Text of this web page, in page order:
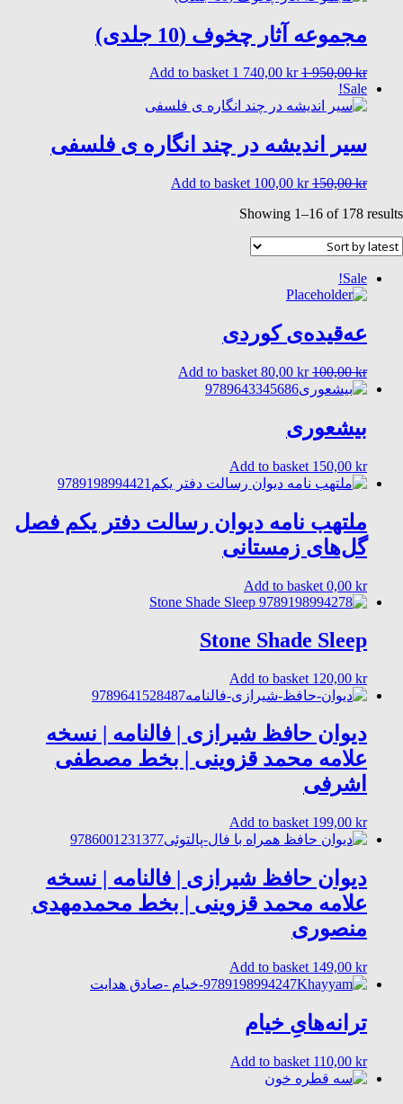
مجموعه آثار چخوف (10 جلدی)
1 950,00kr
Original
was:
950,00 kr.
1 740,00 kr
Current
is:
740,00 kr.
Add to basket
Sale!
سیر اندیشه در چند انگاره ی فلسفی
150,00kr
Original
was:
100,00 kr
Current
is:
Add to basket
Showing 1–16 of 178 results
Sale!
عه‌قیده‌ی کوردی
100,00kr
Original
price
80,00 kr
Current
price
Add to basket
بیشعوری
150,00 kr
Add to basket
ملتهب نامه دیوان رسالت دفتر یکم فصل
گل‌های زمستانی
0,00 kr
Add to basket
Stone Shade Sleep
120,00 kr
Add to basket
دیوان حافظ شیرازی | فالنامه | نسخه
علامه محمد قزوینی | بخط مصطفی
اشرفی
199,00 kr
Add to basket
دیوان حافظ شیرازی | فالنامه | نسخه
علامه محمد قزوینی | بخط محمدمهدی
منصوری
149,00 kr
Add to basket
ترانه‌هایِ خیام
110,00 kr
Add to basket